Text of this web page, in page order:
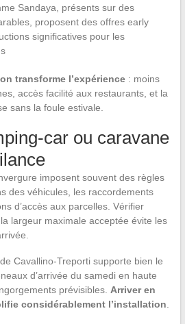
Sandaya, présents sur des
proposent des offres early
significatives pour les
transforme l’expérience: moins
accès facilité aux restaurants, et la
sans la foule estivale.
car ou caravane
imposent souvent des règles
des véhicules, les raccordements
d’accès aux parcelles. Vérifier
largeur maximale acceptée évite les
Cavallino-Treporti supporte bien le
d’arrivée du samedi en haute
prévisibles. Arriver en
considérablement l’installation.